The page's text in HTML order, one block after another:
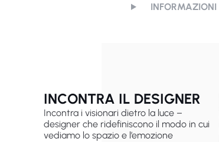
INFORMAZIONI
INCONTRA IL DESIGNER
Incontra i visionari dietro la luce –
designer che ridefiniscono il modo in cui
vediamo lo spazio e l’emozione